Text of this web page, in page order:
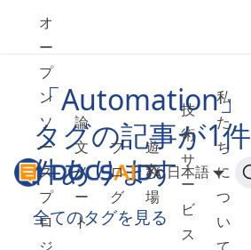
オ
ー
プ
ン
ソ
ー
ス
プ
ロ
ジ
論
文
ノ
ー
ト
ブ
ロ
グ
遊
び
場
技
術
サ
ー
ビ
ス
私
た
ち
に
つ
い
て
日本語
「Automation」
タグの記事が1件
件あります
全てのタグを見る